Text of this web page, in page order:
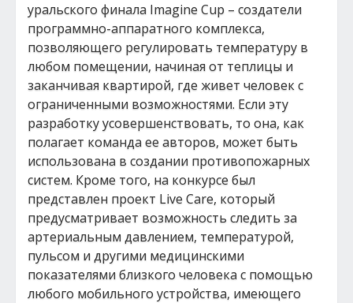
уральского финала Imagine Cup – создатели
программно-аппаратного комплекса,
позволяющего регулировать температуру в
любом помещении, начиная от теплицы и
заканчивая квартирой, где живет человек с
ограниченными возможностями. Если эту
разработку усовершенствовать, то она, как
полагает команда ее авторов, может быть
использована в создании противопожарных
систем. Кроме того, на конкурсе был
представлен проект Live Care, который
предусматривает возможность следить за
артериальным давлением, температурой,
пульсом и другими медицинскими
показателями близкого человека с помощью
любого мобильного устройства, имеющего